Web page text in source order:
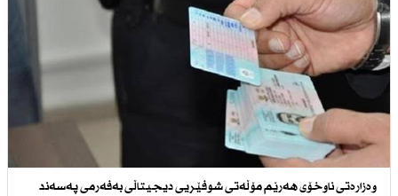
وەزارەتی ناوخۆی هەرێم مۆڵەتی شوفێریی دیجیتاڵی بەفەرمی پەسەند